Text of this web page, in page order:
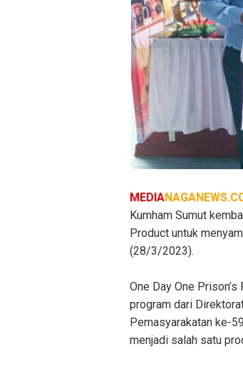
MEDIA
Kumham Sumut
Product untuk
(28/3/2023).
One Day One
program dari
Pemasyarakatan ke-
menjadi salah satu